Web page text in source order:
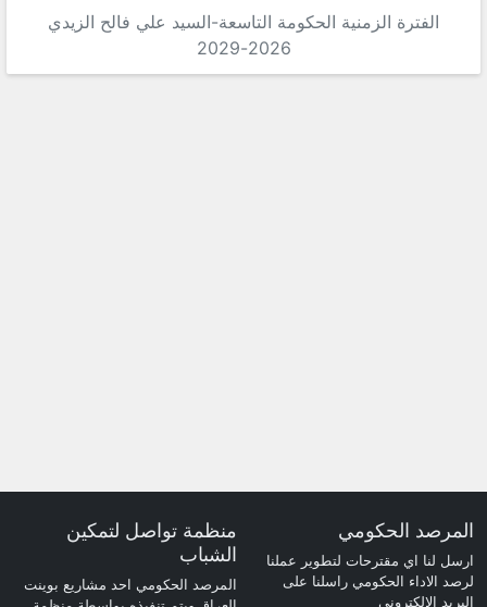
الفترة الزمنية الحكومة التاسعة-السيد علي فالح الزيدي
2026-2029
المرصد الحكومي
ارسل لنا اي مقترحات لتطوير عملنا
لرصد الاداء الحكومي راسلنا على
البريد الالكتروني
منظمة تواصل لتمكين
الشباب
المرصد الحكومي احد مشاريع بوينت